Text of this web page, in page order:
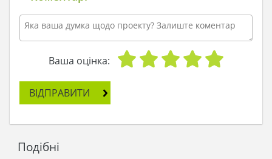
Ваша оцінка:
ВІДПРАВИТИ
Подібні